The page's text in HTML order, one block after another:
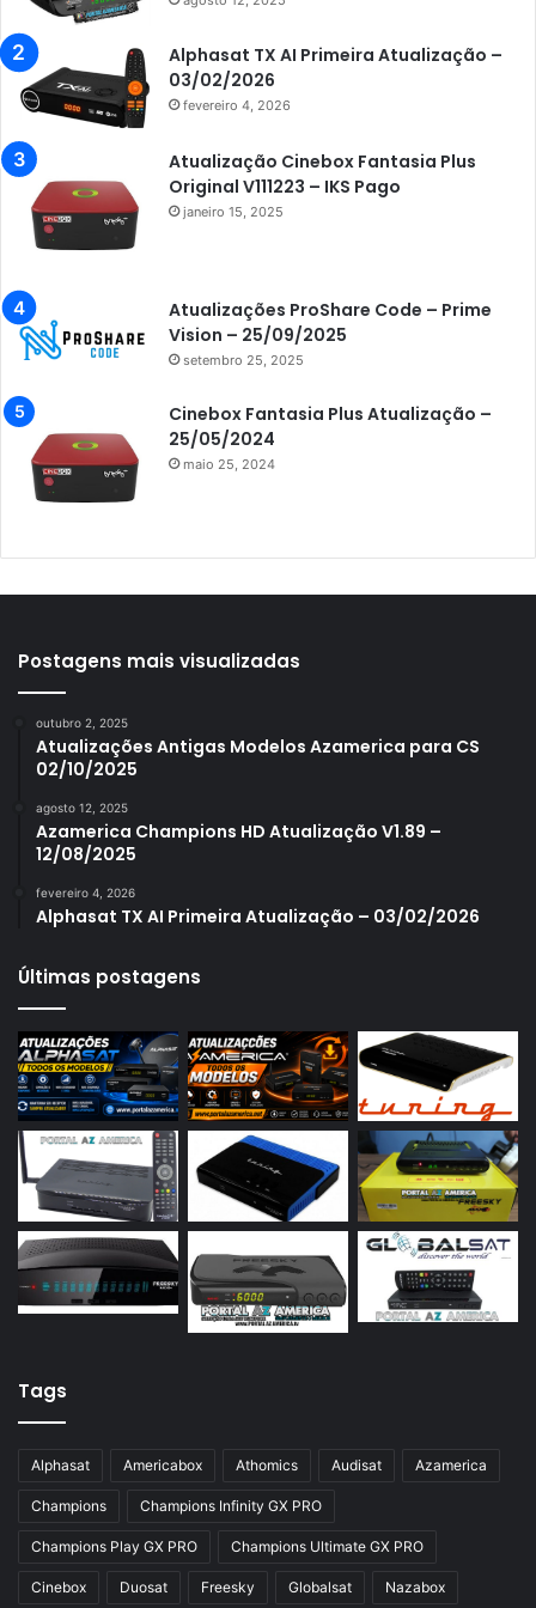
Azamerica Champions
Azamerica Champions IPTV
Azamerica Extremo IPTV
Azamerica F92 Plus
Azamerica Gold
Azamerica i7 IPTV
Azamerica King
Azamerica King GX PRO
Azamerica King IPTV
Azamerica Mobi
Azamerica S1005
Azamerica S1006 Plus
Azamerica S1007 New
Azamerica S1007 Plus
Azamerica S1009
Azamerica S2005
Azamerica S2010
Azamerica S2015
Azamerica S922
Azamerica S922 Mini
Azamerica S928
Azamerica Silver
Azamerica Silver GX PRO
Azamerica Silver IPTV
Azbox Like
Azfox
Azgold
Azplus
Alphasat TX AI Primeira Atualização –
03/02/2026
fevereiro 4, 2026
Atualização Cinebox Fantasia Plus
Original V111223 – IKS Pago
janeiro 15, 2025
Atualizações ProShare Code – Prime
Vision – 25/09/2025
setembro 25, 2025
Cinebox Fantasia Plus Atualização –
25/05/2024
maio 25, 2024
Postagens mais visualizadas
outubro 2, 2025
Atualizações Antigas Modelos Azamerica para CS
02/10/2025
agosto 12, 2025
Azamerica Champions HD Atualização V1.89 –
12/08/2025
fevereiro 4, 2026
Alphasat TX AI Primeira Atualização – 03/02/2026
Últimas postagens
Tags
Alphasat Americabox Athomics Audisat Azamerica
Champions Champions Infinity GX PRO
Champions Play GX PRO Champions Ultimate GX PRO
Cinebox Duosat Freesky Globalsat Nazabox